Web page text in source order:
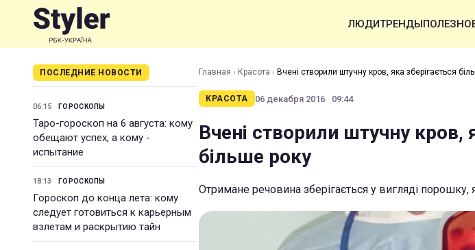
ЛЮДИТРЕНДЫ
ПОСЛЕДНИЕ НОВОСТИ
06:15 ГОРОСКОПЫ
Таро-гороскоп на 6 августа: кому
обещают успех, а кому -
испытание
18:13 ГОРОСКОПЫ
Гороскоп до конца лета: кому
следует готовиться к карьерным
взлетам и раскрытию тайн
Главная › Красота › Вчені створили штучну кров, яка зберігається
КРАСОТА 06 декабря 2016 · 09:44
Вчені створили штучну кров,
більше року
Отримане речовина зберігається у вигляді